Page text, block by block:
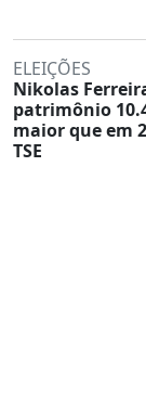
ELEIÇÕES
Nikolas
patrimônio
maior que em
TSE